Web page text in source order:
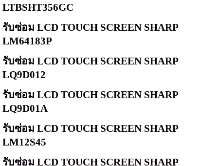
LTBSHT356GC
รับซ่อม LCD TOUCH SCREEN SHARP
LM64183P
รับซ่อม LCD TOUCH SCREEN SHARP
LQ9D012
รับซ่อม LCD TOUCH SCREEN SHARP
LQ9D01A
รับซ่อม LCD TOUCH SCREEN SHARP
LM12S45
รับซ่อม LCD TOUCH SCREEN SHARP